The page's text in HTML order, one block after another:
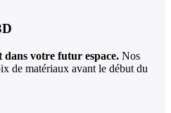
dans votre futur espace. Nos
de matériaux avant le début du